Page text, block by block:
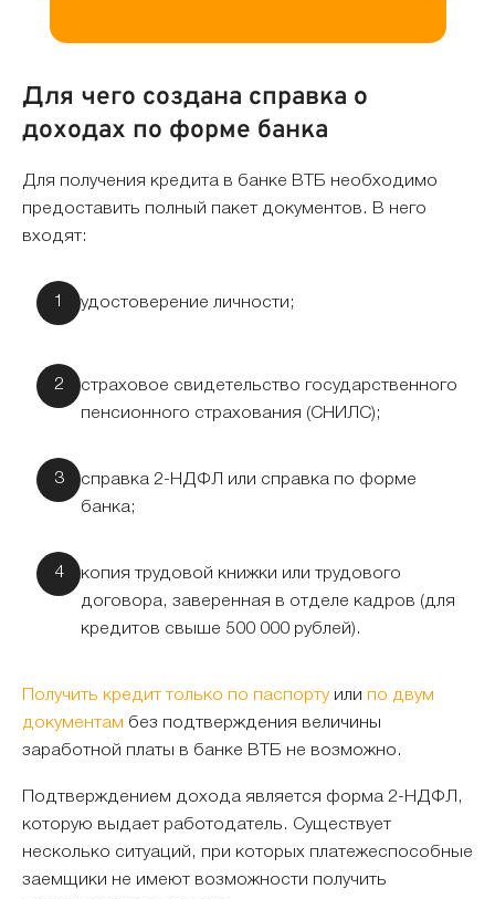
Для чего создана справка о
доходах по форме банка
Для получения кредита в банке ВТБ необходимо
предоставить полный пакет документов. В него
входят:
удостоверение личности;
страховое свидетельство государственного
пенсионного страхования (СНИЛС);
справка 2-НДФЛ или справка по форме
банка;
копия трудовой книжки или трудового
договора, заверенная в отделе кадров (для
кредитов свыше 500 000 рублей).
Получить кредит только по паспорту или по двум
документам без подтверждения величины
заработной платы в банке ВТБ не возможно.
Подтверждением дохода является форма 2-НДФЛ,
которую выдает работодатель. Существует
несколько ситуаций, при которых платежеспособные
заемщики не имеют возможности получить